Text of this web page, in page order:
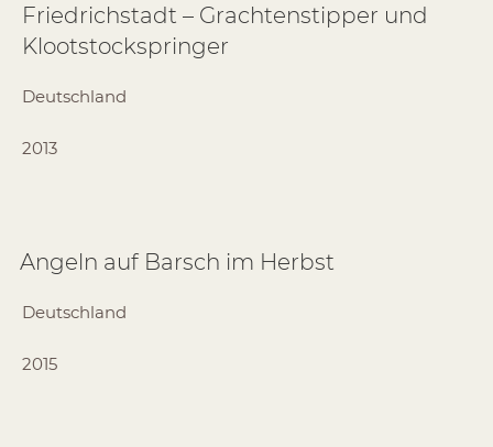
Friedrichstadt – Grachtenstipper und
Klootstockspringer
Deutschland
2013
Angeln auf Barsch im Herbst
Deutschland
2015